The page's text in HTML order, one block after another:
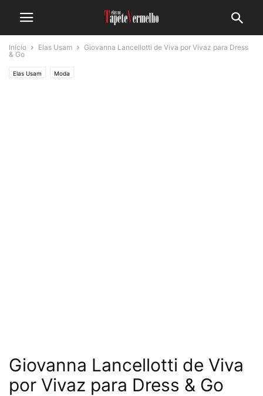
Início Elas Usam
Giovanna Lancellotti de Viva por Vivaz para Dress
& Go
Elas Usam Moda
Giovanna Lancellotti de Viva
por Vivaz para Dress & Go